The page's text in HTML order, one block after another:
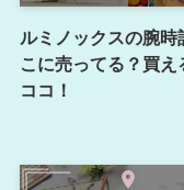
ルミノックスの腕時
こに売ってる？買え
ココ！